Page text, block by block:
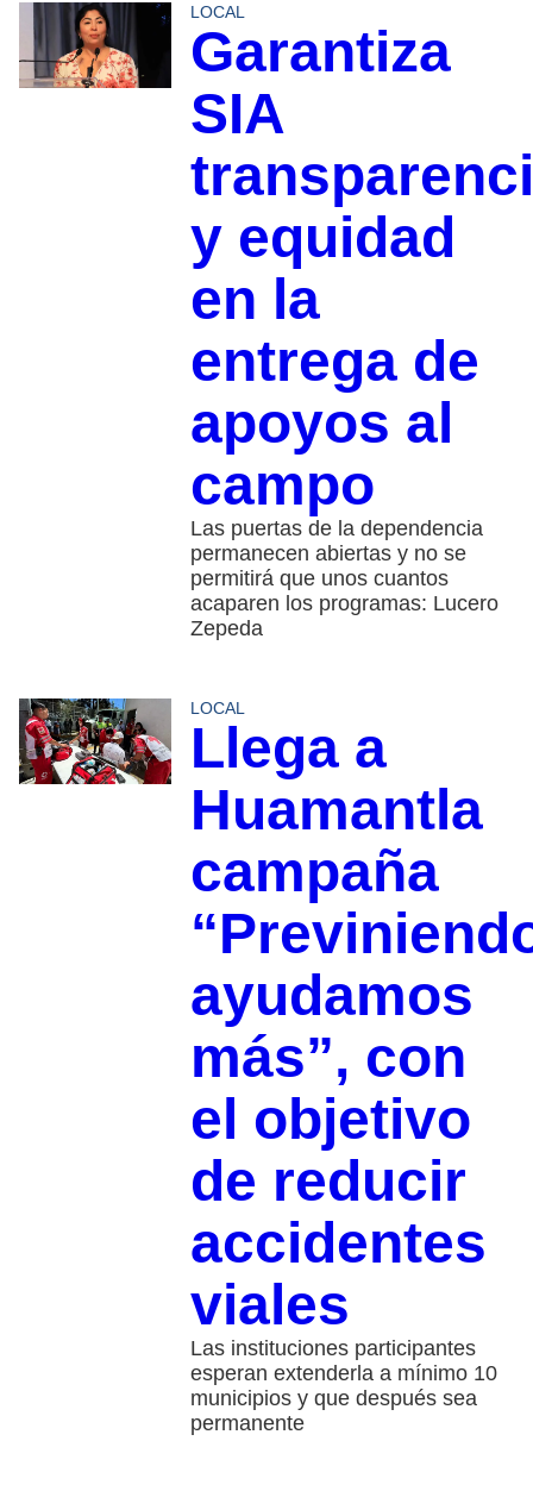
LOCAL
Garantiza
SIA
y equidad
en la
entrega de
apoyos al
campo
Las puertas de la dependencia
permanecen abiertas y no se
permitirá que unos cuantos
acaparen los programas: Lucero
Zepeda
LOCAL
Llega a
Huamantla
campaña
ayudamos
más”, con
el objetivo
de reducir
accidentes
viales
Las instituciones participantes
esperan extenderla a mínimo 10
municipios y que después sea
permanente